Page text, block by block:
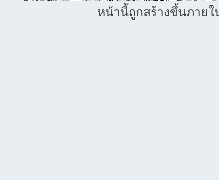
หน้านี้ถูกสร้างขึ้นภายใ